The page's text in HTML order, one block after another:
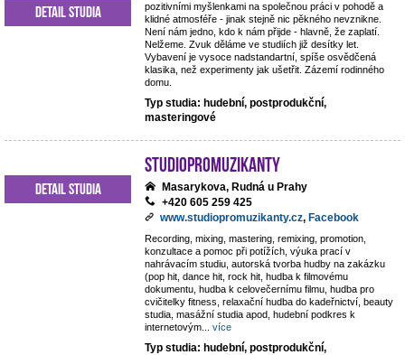
pozitivními myšlenkami na společnou práci v pohodě a
klidné atmosféře - jinak stejně nic pěkného nevznikne.
Není nám jedno, kdo k nám přijde - hlavně, že zaplatí.
Nelžeme. Zvuk děláme ve studiích již desítky let.
Vybavení je vysoce nadstandartní, spíše osvědčená
klasika, než experimenty jak ušetřit. Zázemí rodinného
domu.
Typ studia: hudební, postprodukční,
masteringové
Detail studia
StudioPROmuzikanty
Masarykova, Rudná u Prahy
+420 605 259 425
www.studiopromuzikanty.cz, Facebook
Recording, mixing, mastering, remixing, promotion,
konzultace a pomoc při potížích, výuka prací v
nahrávacím studiu, autorská tvorba hudby na zakázku
(pop hit, dance hit, rock hit, hudba k filmovému
dokumentu, hudba k celovečernímu filmu, hudba pro
cvičitelky fitness, relaxační hudba do kadeřnictví, beauty
studia, masážní studia apod, hudební podkres k
internetovým
více
Typ studia: hudební, postprodukční,
Detail studia